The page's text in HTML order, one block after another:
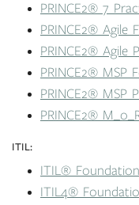
PRINCE2® 7
PRINCE2® Agile
PRINCE2® Agile
PRINCE2® MSP
PRINCE2® MSP
PRINCE2®
ITIL:
ITIL®
ITIL4®